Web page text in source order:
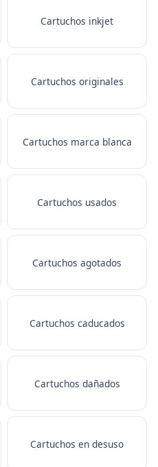
Cartuchos inkjet
Cartuchos originales
Cartuchos marca blanca
Cartuchos usados
Cartuchos agotados
Cartuchos caducados
Cartuchos dañados
Cartuchos en desuso